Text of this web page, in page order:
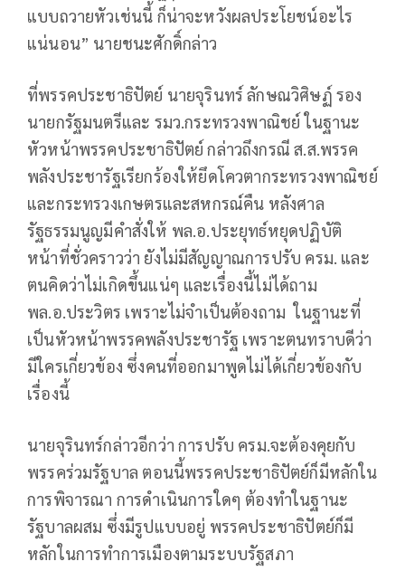
แบบถวายหัวเช่นนี้ ก็น่าจะหวังผลประโยชน์อะไร
แน่นอน” นายชนะศักดิ์กล่าว
ที่พรรคประชาธิปัตย์ นายจุรินทร์ ลักษณวิศิษฏ์ รอง
นายกรัฐมนตรีและ รมว.กระทรวงพาณิชย์ ในฐานะ
หัวหน้าพรรคประชาธิปัตย์ กล่าวถึงกรณี ส.ส.พรรค
พลังประชารัฐเรียกร้องให้ยึดโควตากระทรวงพาณิชย์
และกระทรวงเกษตรและสหกรณ์คืน หลังศาล
รัฐธรรมนูญมีคำสั่งให้ พล.อ.ประยุทธ์หยุดปฏิบัติ
หน้าที่ชั่วคราวว่า ยังไม่มีสัญญาณการปรับ ครม. และ
ตนคิดว่าไม่เกิดขึ้นแน่ๆ และเรื่องนี้ไม่ได้ถาม
พล.อ.ประวิตร เพราะไม่จำเป็นต้องถาม ในฐานะที่
เป็นหัวหน้าพรรคพลังประชารัฐ เพราะตนทราบดีว่า
มีใครเกี่ยวข้อง ซึ่งคนที่ออกมาพูดไม่ได้เกี่ยวข้องกับ
เรื่องนี้
นายจุรินทร์กล่าวอีกว่า การปรับ ครม.จะต้องคุยกับ
พรรคร่วมรัฐบาล ตอนนี้พรรคประชาธิปัตย์ก็มีหลักใน
การพิจารณา การดำเนินการใดๆ ต้องทำในฐานะ
รัฐบาลผสม ซึ่งมีรูปแบบอยู่ พรรคประชาธิปัตย์ก็มี
หลักในการทำการเมืองตามระบบรัฐสภา